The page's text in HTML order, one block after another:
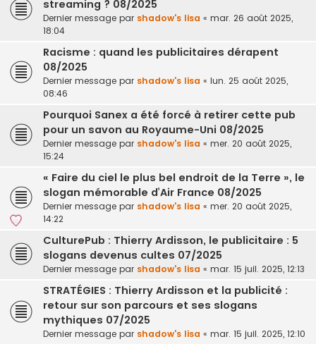
streaming ? 08/2025
Dernier message par shadow's lisa « mar. 26 août 2025,
18:04
Racisme : quand les publicitaires dérapent
08/2025
Dernier message par shadow's lisa « lun. 25 août 2025,
08:46
Pourquoi Sanex a été forcé à retirer cette pub
pour un savon au Royaume-Uni 08/2025
Dernier message par shadow's lisa « mer. 20 août 2025,
15:24
« Faire du ciel le plus bel endroit de la Terre », le
slogan mémorable d’Air France 08/2025
Dernier message par shadow's lisa « mer. 20 août 2025,
14:22
CulturePub : Thierry Ardisson, le publicitaire : 5
slogans devenus cultes 07/2025
Dernier message par shadow's lisa « mar. 15 juil. 2025, 12:13
STRATÉGIES : Thierry Ardisson et la publicité :
retour sur son parcours et ses slogans
mythiques 07/2025
Dernier message par shadow's lisa « mar. 15 juil. 2025, 12:10